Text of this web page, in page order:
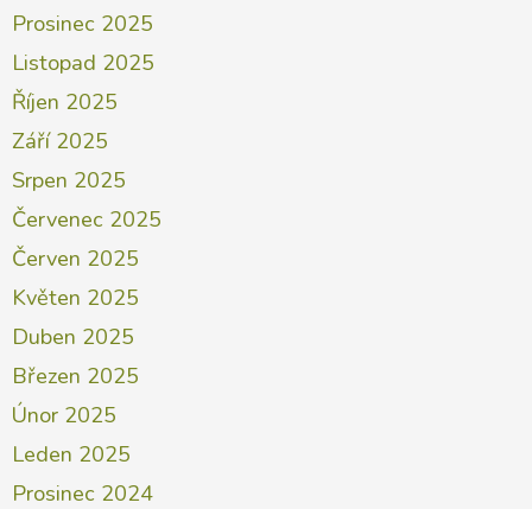
Prosinec 2025
Listopad 2025
Říjen 2025
Září 2025
Srpen 2025
Červenec 2025
Červen 2025
Květen 2025
Duben 2025
Březen 2025
Únor 2025
Leden 2025
Prosinec 2024